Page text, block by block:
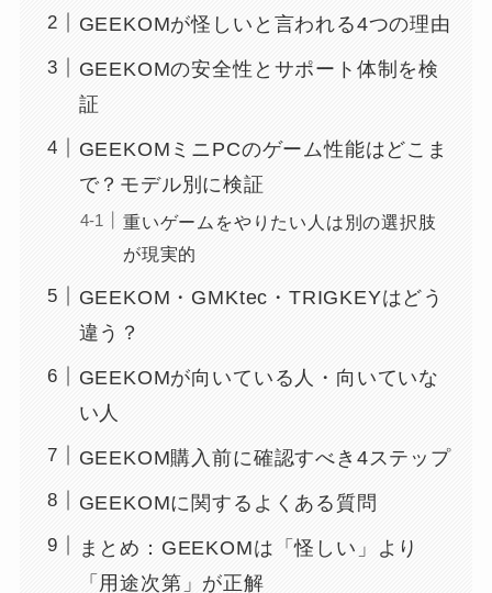
GEEKOMが怪しいと言われる4つの理由
GEEKOMの安全性とサポート体制を検
証
GEEKOMミニPCのゲーム性能はどこま
で？モデル別に検証
重いゲームをやりたい人は別の選択肢
が現実的
GEEKOM・GMKtec・TRIGKEYはどう
違う？
GEEKOMが向いている人・向いていな
い人
GEEKOM購入前に確認すべき4ステップ
GEEKOMに関するよくある質問
まとめ：GEEKOMは「怪しい」より
「用途次第」が正解